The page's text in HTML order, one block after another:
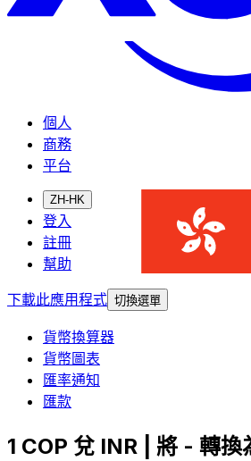
個人
商務
平台
ZH-HK
登入
註冊
幫助
下載此應用程式 切換選單
貨幣換算器
貨幣圖表
匯率通知
匯款
1 COP 兌 INR | 將 - 轉換